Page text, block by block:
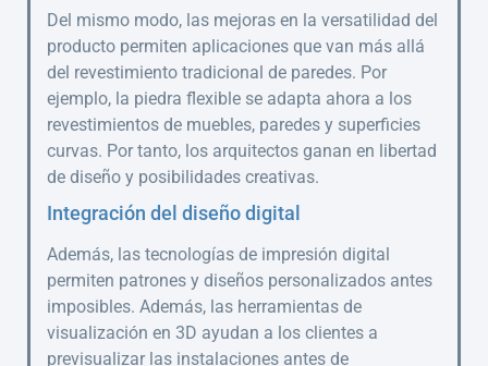
Del mismo modo, las mejoras en la versatilidad del
producto permiten aplicaciones que van más allá
del revestimiento tradicional de paredes. Por
ejemplo, la piedra flexible se adapta ahora a los
revestimientos de muebles, paredes y superficies
curvas. Por tanto, los arquitectos ganan en libertad
de diseño y posibilidades creativas.
Integración del diseño digital
Además, las tecnologías de impresión digital
permiten patrones y diseños personalizados antes
imposibles. Además, las herramientas de
visualización en 3D ayudan a los clientes a
previsualizar las instalaciones antes de